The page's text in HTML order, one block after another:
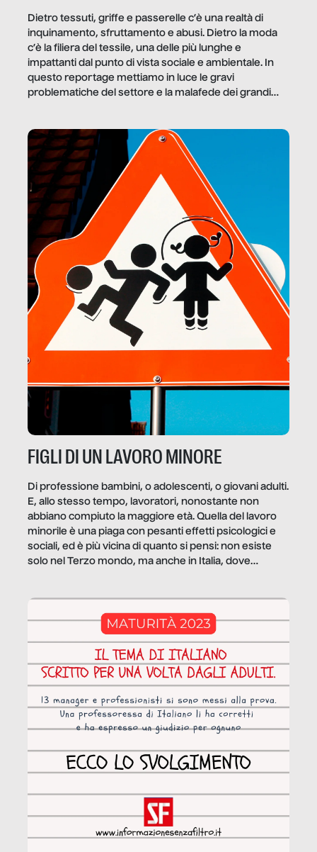
Dietro tessuti, griffe e passerelle c’è una realtà di
inquinamento, sfruttamento e abusi. Dietro la moda
c’è la filiera del tessile, una delle più lunghe e
impattanti dal punto di vista sociale e ambientale. In
questo reportage mettiamo in luce le gravi
problematiche del settore e la malafede dei grandi
FIGLI DI UN LAVORO MINORE
Di professione bambini, o adolescenti, o giovani adulti.
E, allo stesso tempo, lavoratori, nonostante non
abbiano compiuto la maggiore età. Quella del lavoro
minorile è una piaga con pesanti effetti psicologici e
sociali, ed è più vicina di quanto si pensi: non esiste
solo nel Terzo mondo, ma anche in Italia, dove